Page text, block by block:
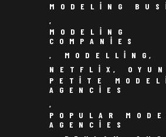
MODELING
,
MODELING
COMPANIES
, MODELLING,
NETFLIX,
PETITE
AGENCIES
,
POPULAR
AGENCIES